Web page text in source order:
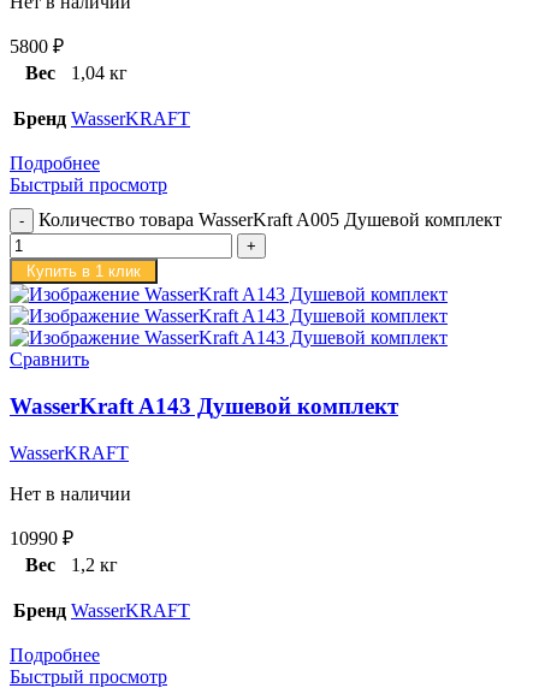
5800 ₽
Вес
1,04 кг
Бренд WasserKRAFT
Подробнее
Быстрый просмотр
Количество товара WasserKraft A005 Душевой комплект
Купить в 1 клик
Сравнить
WasserKraft A143 Душевой комплект
WasserKRAFT
Нет в наличии
10990 ₽
Вес
1,2 кг
Бренд WasserKRAFT
Подробнее
Быстрый просмотр